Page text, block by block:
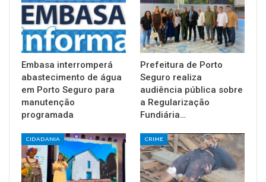
Embasa interromperá
abastecimento de água
em Porto Seguro para
manutenção
programada
Prefeitura de Porto
Seguro realiza
audiência pública sobre
a Regularização
Fundiária…
CIDADANIA CRIME